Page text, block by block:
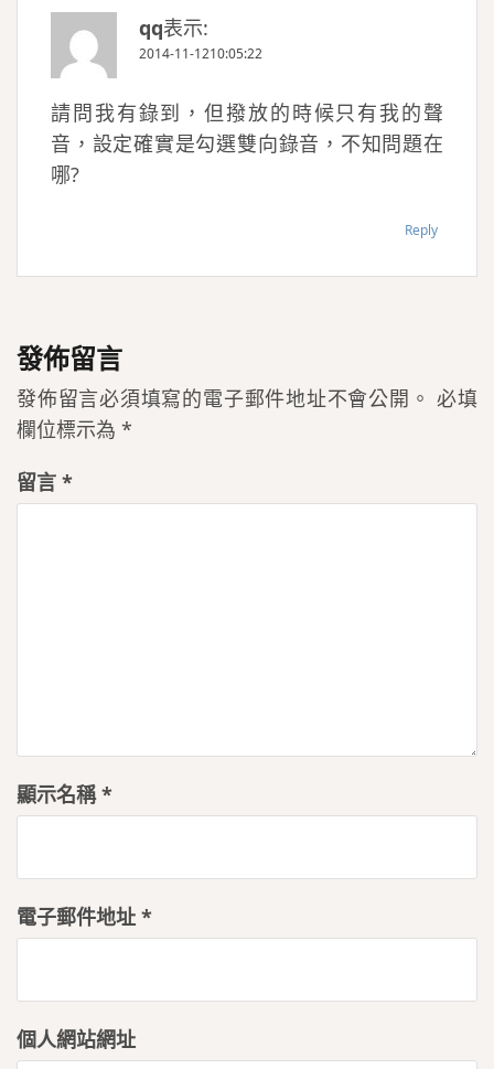
qq表示:
2014-11-1210:05:22
請問我有錄到，但撥放的時候只有我的聲
音，設定確實是勾選雙向錄音，不知問題在
哪?
Reply
發佈留言
發佈留言必須填寫的電子郵件地址不會公開。 必填
欄位標示為 *
留言 *
顯示名稱*
電子郵件地址 *
個人網站網址